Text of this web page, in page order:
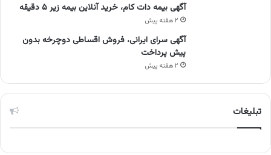
آگهی بیمه دات کام، خرید آنلاین بیمه زیر ۵ دقیقه
۲ هفته پیش
آگهی سرای ایرانی، فروش اقساطی دوچرخه بدون
پیش پرداخت
۲ هفته پیش
تبلیغات